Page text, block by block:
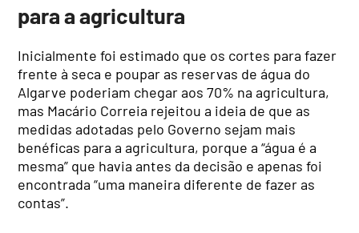
para a agricultura
Inicialmente foi estimado que os cortes para fazer
frente à seca e poupar as reservas de água do
Algarve poderiam chegar aos 70% na agricultura,
mas Macário Correia rejeitou a ideia de que as
medidas adotadas pelo Governo sejam mais
benéficas para a agricultura, porque a “água é a
mesma” que havia antes da decisão e apenas foi
encontrada “uma maneira diferente de fazer as
contas”.